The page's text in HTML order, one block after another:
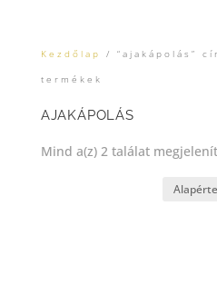
Kezdőlap
/ “ajakápolás”
termékek
AJAKÁPOLÁS
Mind a(z) 2 találat